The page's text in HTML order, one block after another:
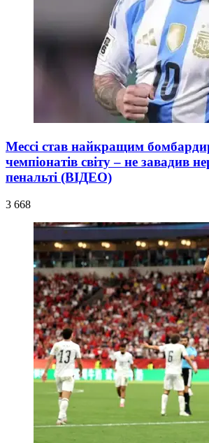
Мессі став найкращим
чемпіонатів світу – не завадив
пенальті (ВІДЕО)
3 668